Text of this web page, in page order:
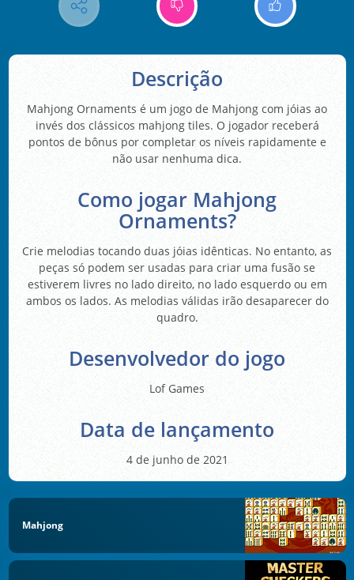
Descrição
Mahjong Ornaments é um jogo de Mahjong com jóias ao
invés dos clássicos mahjong tiles. O jogador receberá
pontos de bônus por completar os níveis rapidamente e
não usar nenhuma dica.
Como jogar Mahjong
Ornaments?
Crie melodias tocando duas jóias idênticas. No entanto, as
peças só podem ser usadas para criar uma fusão se
estiverem livres no lado direito, no lado esquerdo ou em
ambos os lados. As melodias válidas irão desaparecer do
quadro.
Desenvolvedor do jogo
Lof Games
Data de lançamento
4 de junho de 2021
Mahjong